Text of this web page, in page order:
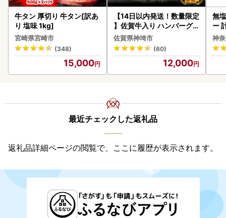
牛タン 厚切り 牛タン[訳あ
り 塩味 1kg]
宮崎県宮崎市
(348)
15,000
【14日以内発送！数量限定
】佐賀牛入り ハンバーグ 2
2個 2.6kg(120g×22個)(H
083106)
佐賀県神埼市
(60)
12,000
無
ー
】
神
最近チェックした返礼品
返礼品詳細ページの閲覧で、ここに履歴が表示されます。